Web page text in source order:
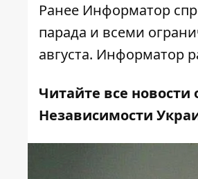
Ранее Информатор
парада и всеми
августа. Информатор
Читайте все
Независимости